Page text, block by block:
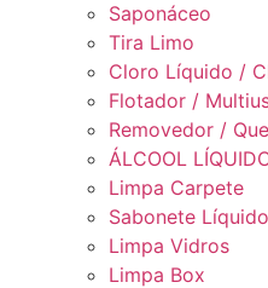
Saponáceo
Tira Limo
Cloro Líquido /
Flotador /
Removedor /
ÁLCOOL
Limpa Carpete
Sabonete
Limpa Vidros
Limpa Box